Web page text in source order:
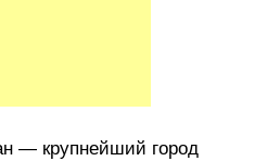
— крупнейший город